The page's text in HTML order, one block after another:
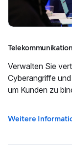
Telekommunikation
Verwalten Sie
Cyberangriffe
um Kunden zu
Weitere